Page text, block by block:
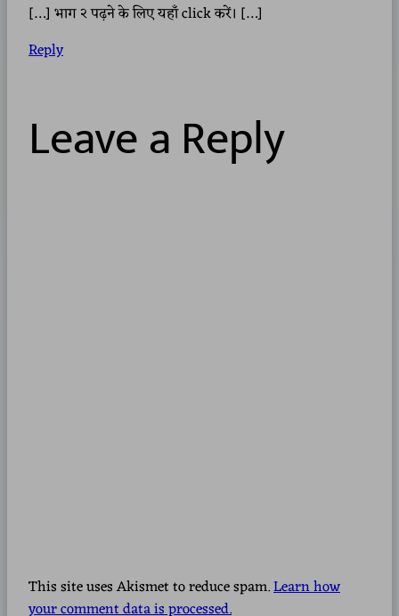
[…] भाग २ पढ़ने के लिए यहाँ click करें। […]
Reply
Leave a Reply
This site uses Akismet to reduce spam.Learn how
your comment data is processed.